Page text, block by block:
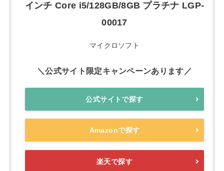
インチ Core i5/128GB/8GB プラチナ LGP-
00017
マイクロソフト
＼公式サイト限定キャンペーンあります／
公式サイトで探す
Amazonで探す
楽天で探す